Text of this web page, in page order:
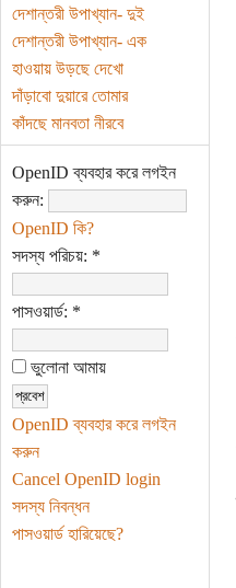
দেশান্তরী উপাখ্যান- দুই
দেশান্তরী উপাখ্যান- এক
হাওয়ায় উড়ছে দেখো
দাঁড়াবো দুয়ারে তোমার
কাঁদছে মানবতা নীরবে
OpenID ব্যবহার করে লগইন
করুন:
OpenID কি?
সদস্য পরিচয়: *
পাসওয়ার্ড: *
ভুলোনা আমায়
OpenID ব্যবহার করে লগইন
করুন
Cancel OpenID login
সদস্য নিবন্ধন
পাসওয়ার্ড হারিয়েছে?